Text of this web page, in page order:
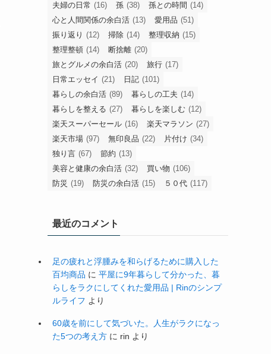
夫婦の日常 (16) 孫 (38) 孫との時間 (14)
心と人間関係の余白活 (13) 愛用品 (51)
振り返り (12) 掃除 (14) 整理収納 (15)
整理整頓 (14) 断捨離 (20)
旅とグルメの余白活 (20) 旅行 (17)
日常エッセイ (21) 日記 (101)
暮らしの余白活 (89) 暮らしの工夫 (14)
暮らしを整える (27) 暮らしを楽しむ (12)
楽天スーパーセール (16) 楽天マラソン (27)
楽天市場 (97) 無印良品 (22) 片付け (34)
独り言 (67) 節約 (13)
美容と健康の余白活 (32) 買い物 (106)
防災 (19) 防災の余白活 (15) ５０代 (117)
最近のコメント
足の疲れと浮腫みを和らげるために購入した
百均商品 に 平屋に9年暮らして分かった、暮
らしをラクにしてくれた愛用品 | Rinのシンプ
ルライフ より
60歳を前にして気づいた。人生がラクになっ
た5つの考え方 に rin より